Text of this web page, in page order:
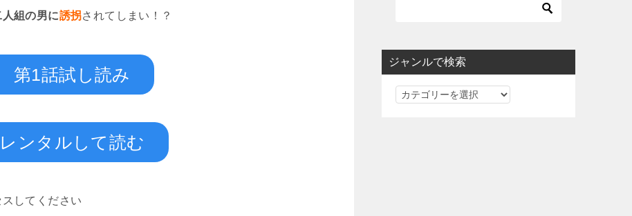
人組の男に誘拐されてしまい！？
第1話試し読み
レンタルして読む
してください
ジャンルで検索
ジ